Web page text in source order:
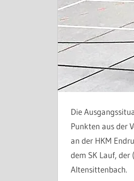
Die
Punkten aus der
an der HKM
dem SK Lauf, der
Altensittenbach.